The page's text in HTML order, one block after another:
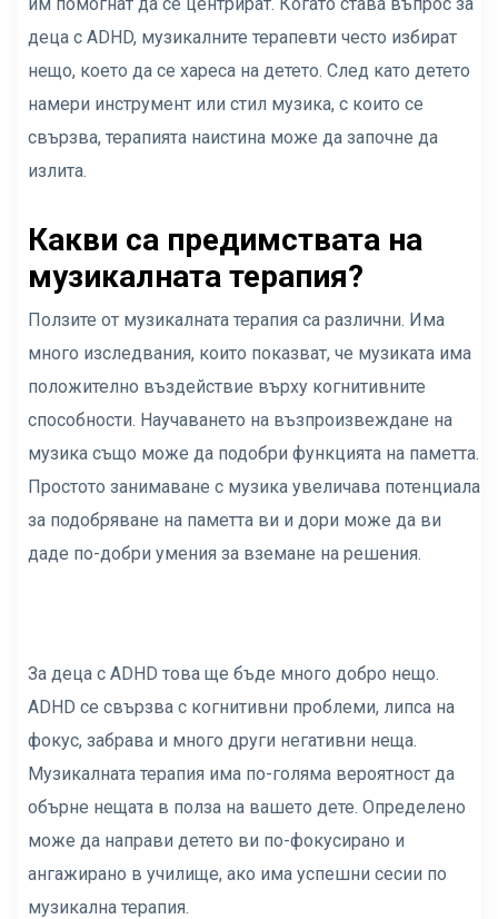
деца с ADHD, музикалните терапевти често избират
нещо, което да се хареса на детето. След като детето
намери инструмент или стил музика, с които се
свързва, терапията наистина може да започне да
излита.
Какви са предимствата на
музикалната терапия?
Ползите от музикалната терапия са различни. Има
много изследвания, които показват, че музиката има
положително въздействие върху когнитивните
способности. Научаването на възпроизвеждане на
музика също може да подобри функцията на паметта.
Простото занимаване с музика увеличава потенциала
за подобряване на паметта ви и дори може да ви
даде по-добри умения за вземане на решения.
За деца с ADHD това ще бъде много добро нещо.
ADHD се свързва с когнитивни проблеми, липса на
фокус, забрава и много други негативни неща.
Музикалната терапия има по-голяма вероятност да
обърне нещата в полза на вашето дете. Определено
може да направи детето ви по-фокусирано и
ангажирано в училище, ако има успешни сесии по
музикална терапия.